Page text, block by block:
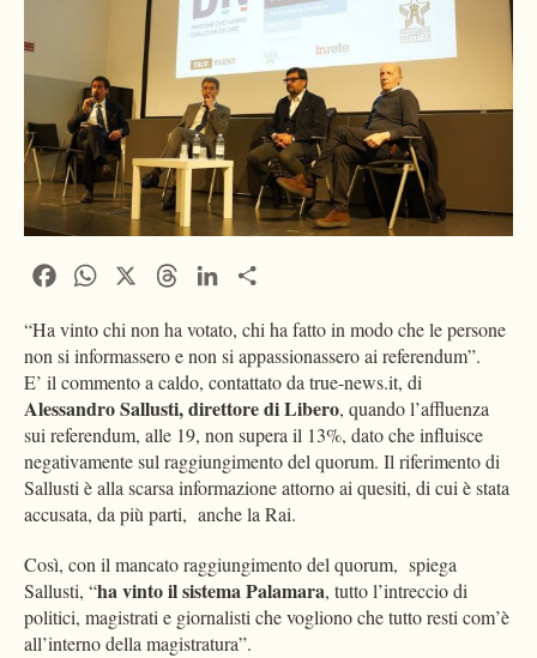
FacebookWhatsApp ThreadsLinkedIn
“Ha vinto chi non ha votato, chi ha fatto in modo che le persone
non si informassero e non si appassionassero ai referendum”.
E’ il commento a caldo, contattato da true-news.it, di
Alessandro Sallusti, direttore di Libero, quando l’affluenza
sui referendum, alle 19, non supera il 13%, dato che influisce
negativamente sul raggiungimento del quorum. Il riferimento di
Sallusti è alla scarsa informazione attorno ai quesiti, di cui è stata
accusata, da più parti, anche la Rai.
Così, con il mancato raggiungimento del quorum, spiega
Sallusti, “ha vinto il sistema Palamara, tutto l’intreccio di
politici, magistrati e giornalisti che vogliono che tutto resti com’è
all’interno della magistratura”.